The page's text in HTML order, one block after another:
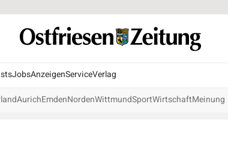
JobsAnzeigenServiceVerlag
AurichEmdenNordenWittmundSportWirtschaftMeinung